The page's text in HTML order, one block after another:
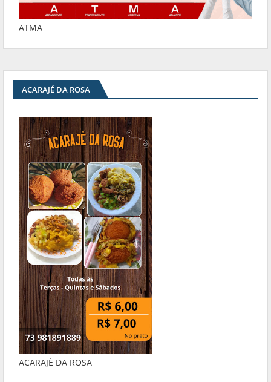
ATMA
ACARAJÉ DA ROSA
ACARAJÉ DA ROSA